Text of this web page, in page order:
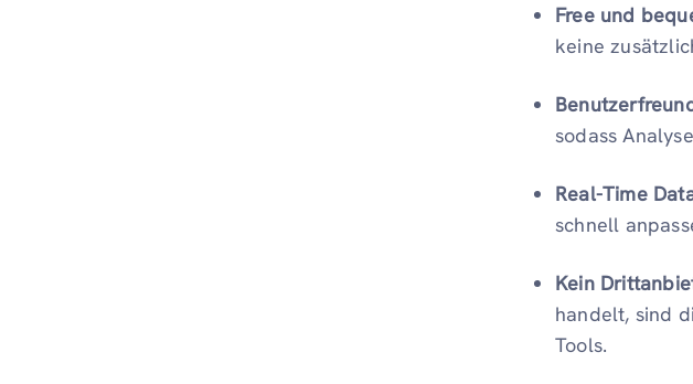
Free und
keine
sodass
Real-Time
schnell
Kein
handelt, sind
Tools.